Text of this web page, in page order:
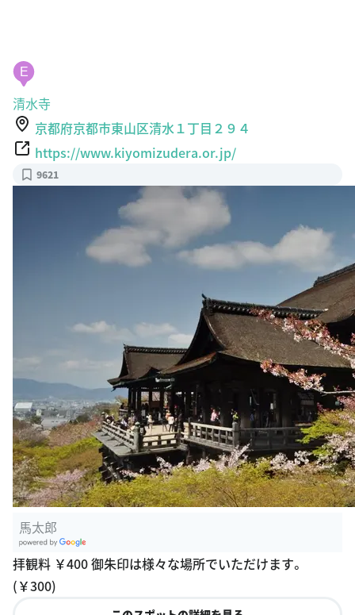
E
清水寺
京都府京都市東山区清水１丁目２９４
https://www.kiyomizudera.or.jp/
9621
馬太郎
oogle Plac
es
拝観料 ￥400 御朱印は様々な場所でいただけます。
(￥300)